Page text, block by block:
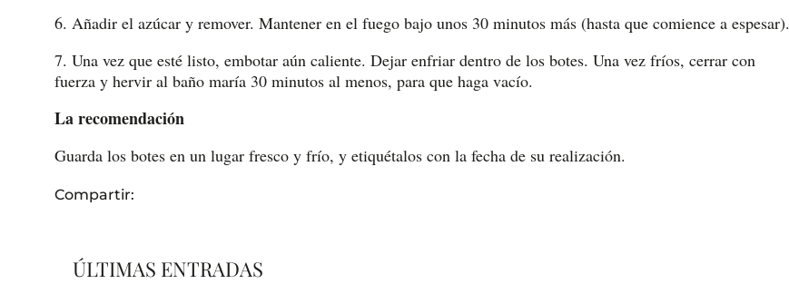
6. Añadir el azúcar y remover. Mantener en el fuego bajo unos 30 minutos más (hasta que comience a espesar).
7. Una vez que esté listo, embotar aún caliente. Dejar enfriar dentro de los botes. Una vez fríos, cerrar con
fuerza y hervir al baño maría 30 minutos al menos, para que haga vacío.
La recomendación
Guarda los botes en un lugar fresco y frío, y etiquétalos con la fecha de su realización.
Compartir:
ÚLTIMAS ENTRADAS